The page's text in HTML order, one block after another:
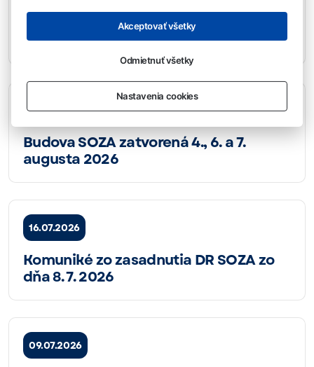
Komuniké zo zasadnutia DR SOZA zo
dňa 5. 8. 2026
04.08.2026
Budova SOZA zatvorená 4., 6. a 7.
augusta 2026
16.07.2026
Komuniké zo zasadnutia DR SOZA zo
dňa 8. 7. 2026
09.07.2026
Akceptovať všetky
Odmietnuť všetky
Nastavenia cookies